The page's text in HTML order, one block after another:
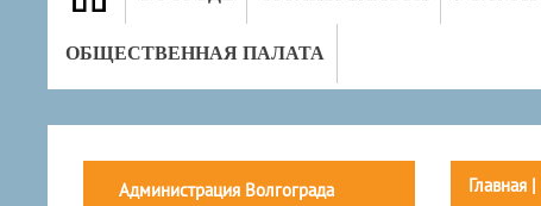
ОБЩЕСТВЕННАЯ ПАЛАТА
Администрация Волгограда
Главная|